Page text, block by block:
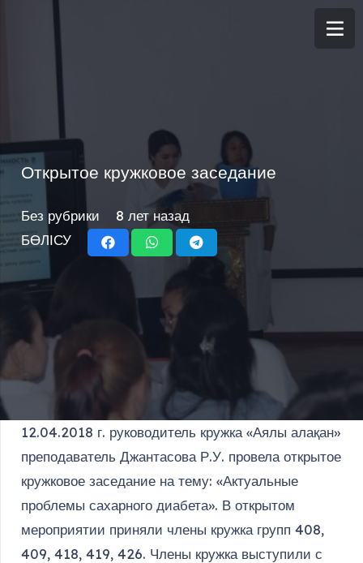
Открытое кружковое заседание
Без рубрики
8 лет назад
БӨЛІСУ
12.04.2018 г. руководитель кружка «Аялы алақан»
преподаватель Джантасова Р.У. провела открытое
кружковое заседание на тему: «Актуальные
проблемы сахарного диабета». В открытом
мероприятии приняли члены кружка групп 408,
409, 418, 419, 426. Члены кружка выступили с